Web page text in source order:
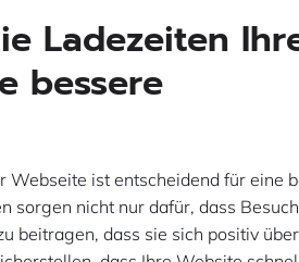
Ladezeiten
bessere
Webseite ist entscheidend für eine
sorgen nicht nur dafür, dass
beitragen, dass sie sich positiv